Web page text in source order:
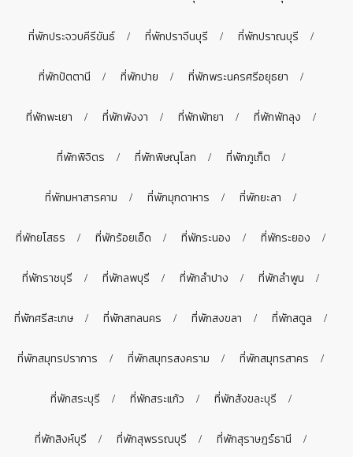
ที่พักประจวบคีรีขันธ์ ที่พักปราจีนบุรี ที่พักปราณบุรี
ที่พักปัตตานี ที่พักปาย ที่พักพระนครศรีอยุธยา
ที่พักพะเยา ที่พักพังงา ที่พักพัทยา ที่พักพัทลุง
ที่พักพิจิตร ที่พักพิษณุโลก ที่พักภูเก็ต
ที่พักมหาสารคาม ที่พักมุกดาหาร ที่พักยะลา
ที่พักยโสธร ที่พักร้อยเอ็ด ที่พักระนอง ที่พักระยอง
ที่พักราชบุรี ที่พักลพบุรี ที่พักลำปาง ที่พักลำพูน
ที่พักศรีสะเกษ ที่พักสกลนคร ที่พักสงขลา ที่พักสตูล
ที่พักสมุทรปราการ ที่พักสมุทรสงคราม ที่พักสมุทรสาคร
ที่พักสระบุรี ที่พักสระแก้ว ที่พักสังขละบุรี
ที่พักสิงห์บุรี ที่พักสุพรรณบุรี ที่พักสุราษฎร์ธานี